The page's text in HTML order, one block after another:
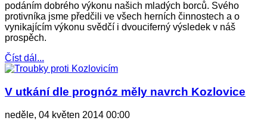
podáním dobrého výkonu našich mladých borců. Svého
protivníka jsme předčili ve všech herních činnostech a o
vynikajícím výkonu svědčí i dvouciferný výsledek v náš
prospěch.
Číst dál...
V utkání dle prognóz měly navrch Kozlovice
neděle, 04 květen 2014 00:00